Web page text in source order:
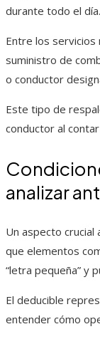
durante todo el día.
Entre los servicios
suministro de
o conductor
Este tipo de
conductor al
analizar
Un aspecto
que elementos
“letra pequeña” y
El deducible
entender cómo